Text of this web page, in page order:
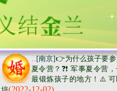
..[南京]👉为什么孩子要
夏令营？❓❗️ 军事夏令营
最锻炼孩子的地方！⚠️ 可